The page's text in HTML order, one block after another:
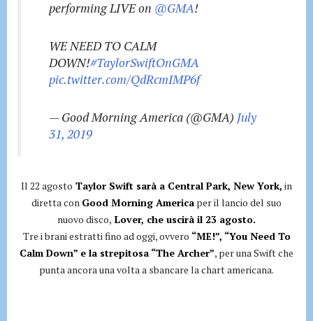
performing LIVE on @GMA!
WE NEED TO CALM
DOWN!#TaylorSwiftOnGMA
pic.twitter.com/QdRcmIMP6f
— Good Morning America (@GMA) July
31, 2019
Il 22 agosto Taylor Swift sarà a Central Park, New York, in
diretta con Good Morning America per il lancio del suo
nuovo disco, Lover, che uscirà il 23 agosto.
Tre i brani estratti fino ad oggi, ovvero “ME!”, “You Need To
Calm Down” e la strepitosa “The Archer”, per una Swift che
punta ancora una volta a sbancare la chart americana.